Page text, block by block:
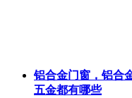
铝合金门窗，铝合
五金都有哪些